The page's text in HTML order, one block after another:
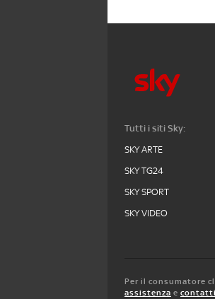
Tutti i siti Sky:
SKY ARTE
SKY TG24
SKY SPORT
SKY VIDEO
Per il consumatore
assistenza e contatti